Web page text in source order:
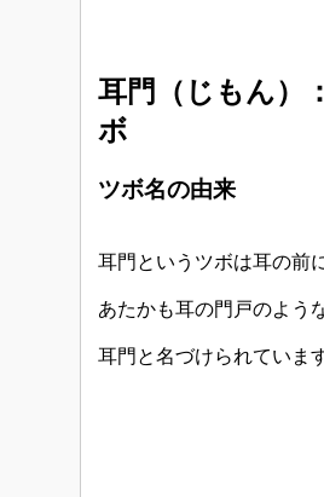
耳門（じもん）
ボ
ツボ名の由来
耳門というツボは耳の前
あたかも耳の門戸のよう
耳門と名づけられています